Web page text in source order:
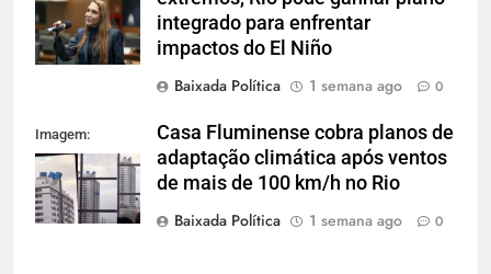
integrado para enfrentar
impactos do El Niño
Baixada Política
1 semana ago 0
Imagem:
Reprodução
Casa Fluminense cobra planos de
adaptação climática após ventos
de mais de 100 km/h no Rio
Baixada Política
1 semana ago 0